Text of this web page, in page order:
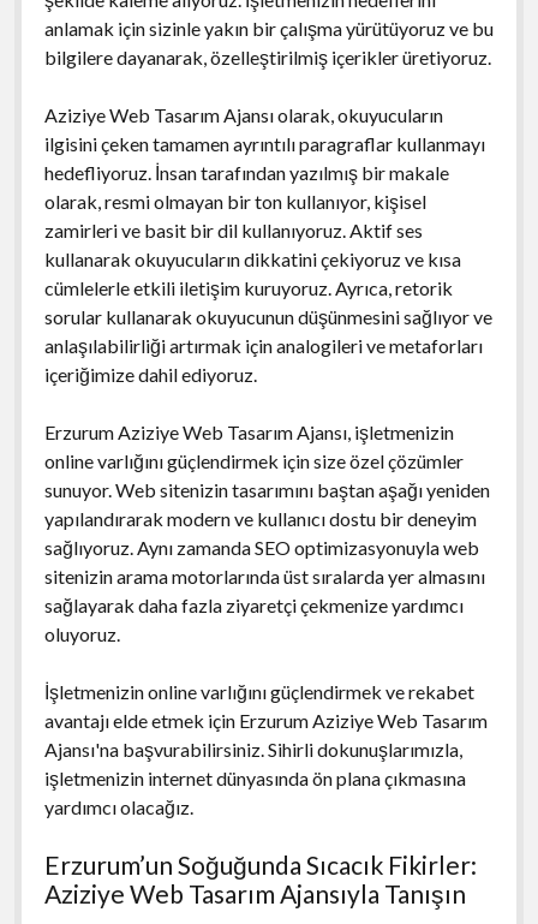
anlamak için sizinle yakın bir çalışma yürütüyoruz ve bu
bilgilere dayanarak, özelleştirilmiş içerikler üretiyoruz.
Aziziye Web Tasarım Ajansı olarak, okuyucuların
ilgisini çeken tamamen ayrıntılı paragraflar kullanmayı
hedefliyoruz. İnsan tarafından yazılmış bir makale
olarak, resmi olmayan bir ton kullanıyor, kişisel
zamirleri ve basit bir dil kullanıyoruz. Aktif ses
kullanarak okuyucuların dikkatini çekiyoruz ve kısa
cümlelerle etkili iletişim kuruyoruz. Ayrıca, retorik
sorular kullanarak okuyucunun düşünmesini sağlıyor ve
anlaşılabilirliği artırmak için analogileri ve metaforları
içeriğimize dahil ediyoruz.
Erzurum Aziziye Web Tasarım Ajansı, işletmenizin
online varlığını güçlendirmek için size özel çözümler
sunuyor. Web sitenizin tasarımını baştan aşağı yeniden
yapılandırarak modern ve kullanıcı dostu bir deneyim
sağlıyoruz. Aynı zamanda SEO optimizasyonuyla web
sitenizin arama motorlarında üst sıralarda yer almasını
sağlayarak daha fazla ziyaretçi çekmenize yardımcı
oluyoruz.
İşletmenizin online varlığını güçlendirmek ve rekabet
avantajı elde etmek için Erzurum Aziziye Web Tasarım
Ajansı'na başvurabilirsiniz. Sihirli dokunuşlarımızla,
işletmenizin internet dünyasında ön plana çıkmasına
yardımcı olacağız.
Erzurum’un Soğuğunda Sıcacık Fikirler:
Aziziye Web Tasarım Ajansıyla Tanışın